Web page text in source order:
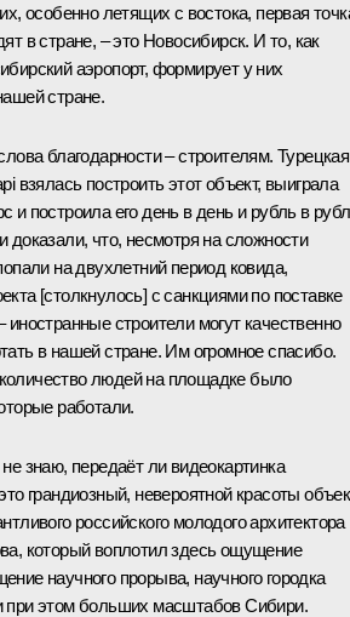
особенно летящих с востока, первая
в стране, – это Новосибирск. И то, как
аэропорт, формирует у них
стране.
благодарности – строителям. Турецкая
взялась построить этот объект, выиграла
и построила его день в день и рубль в
доказали, что, несмотря на сложности
на двухлетний период ковида,
[столкнулось] с санкциями по поставке
иностранные строители могут качественно
в нашей стране. Им огромное спасибо.
людей на площадке было
работали.
знаю, передаёт ли видеокартинка
грандиозный, невероятной красоты
российского молодого архитектора
который воплотил здесь ощущение
научного прорыва, научного городка
при этом больших масштабов Сибири.